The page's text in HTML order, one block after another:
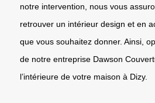
notre intervention, nous vous
retrouver un intérieur design et en
que vous souhaitez donner. Ainsi,
de notre entreprise Dawson
l’intérieure de votre maison à Dizy.